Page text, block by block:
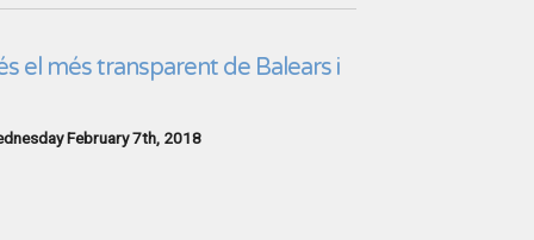
el més transparent de Balears i
February 7th, 2018